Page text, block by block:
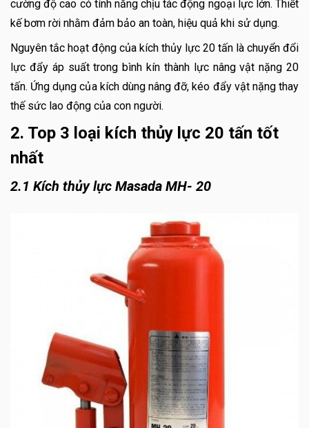
cường độ cao có tính năng chịu tác động ngoại lực lớn. Thiết
kế bơm rời nhằm đảm bảo an toàn, hiệu quả khi sử dụng.
Nguyên tắc hoạt động của kích thủy lực 20 tấn là chuyển đổi
lực đẩy áp suất trong bình kín thành lực nâng vật nặng 20
tấn. Ứng dụng của kích dùng nâng đỡ, kéo đẩy vật nặng thay
thế sức lao động của con người.
2. Top 3 loại kích thủy lực 20 tấn tốt
nhất
2.1 Kích thủy lực Masada MH- 20